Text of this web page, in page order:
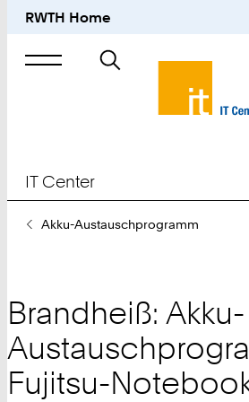
RWTH Home
Suche
nach
IT Center
SieAkku-Austauschprogramm
Brandheiß: Akku-
Fujitsu-